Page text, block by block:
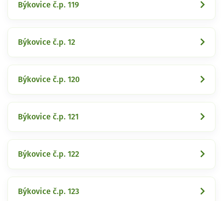
Býkovice č.p. 119
Býkovice č.p. 12
Býkovice č.p. 120
Býkovice č.p. 121
Býkovice č.p. 122
Býkovice č.p. 123